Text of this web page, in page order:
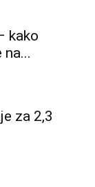
kako
za 2,3